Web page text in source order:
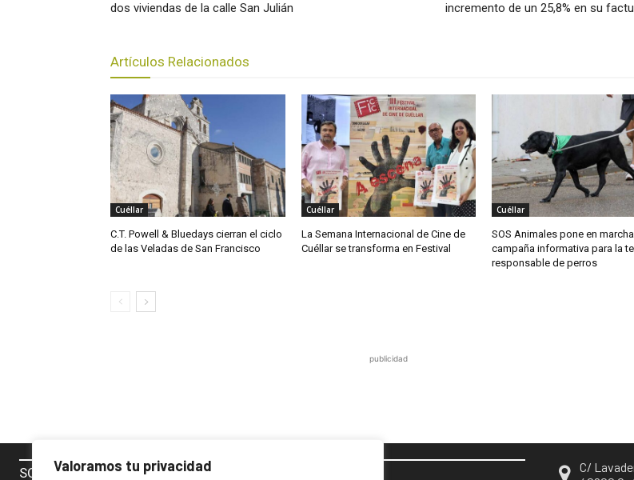
Valoramos tu privacidad
dos viviendas de la calle San Julián
incremento de un 25,8% en su
Artículos Relacionados
Cuéllar
C.T. Powell & Bluedays cierran el ciclo
de las Veladas de San Francisco
Cuéllar
La Semana Internacional de Cine de
Cuéllar se transforma en Festival
Cuéllar
SOS Animales pone en
campaña informativa para la
responsable de perros
publicidad
SOBRE NOSOTROS
C/